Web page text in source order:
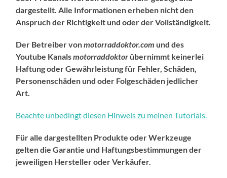
dargestellt. Alle Informationen erheben nicht den
Anspruch der Richtigkeit und oder der Vollständigkeit.
Der Betreiber vonmotorraddoktor.com und des
Youtube Kanalsmotorraddoktor übernimmt keinerlei
Haftung oder Gewährleistung für Fehler, Schäden,
Personenschäden und oder Folgeschäden jedlicher
Art.
Beachte unbedingt diesen Hinweis zu meinen Tutorials.
Für alle dargestellten Produkte oder Werkzeuge
gelten die Garantie und Haftungsbestimmungen der
jeweiligen Hersteller oder Verkäufer.